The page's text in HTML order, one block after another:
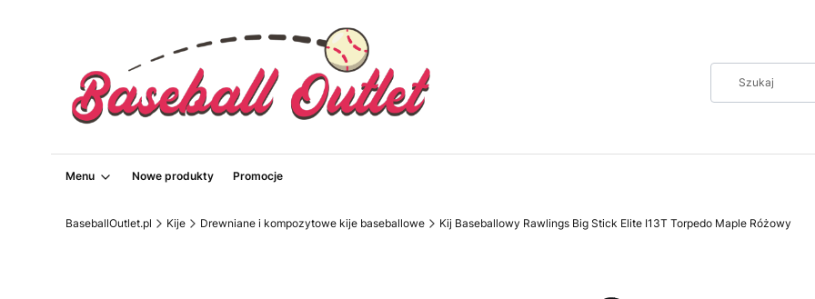
Menu Nowe produkty Promocje
BaseballOutlet.pl Kije Drewniane i kompozytowe kije baseballowe Kij Baseballowy Rawlings Big Stick Elite I13T Torpedo Maple Różowy